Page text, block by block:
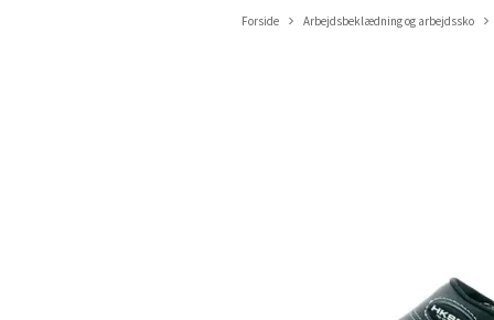
Forside Arbejdsbeklædning og arbejdssko